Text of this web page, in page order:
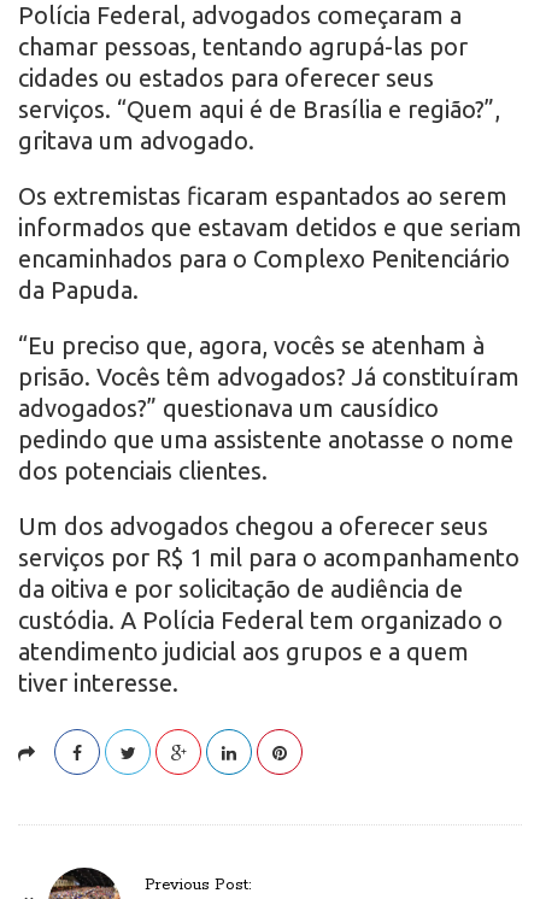
Polícia Federal, advogados começaram a
chamar pessoas, tentando agrupá-las por
cidades ou estados para oferecer seus
serviços. “Quem aqui é de Brasília e região?”,
gritava um advogado.
Os extremistas ficaram espantados ao serem
informados que estavam detidos e que seriam
encaminhados para o Complexo Penitenciário
da Papuda.
“Eu preciso que, agora, vocês se atenham à
prisão. Vocês têm advogados? Já constituíram
advogados?” questionava um causídico
pedindo que uma assistente anotasse o nome
dos potenciais clientes.
Um dos advogados chegou a oferecer seus
serviços por R$ 1 mil para o acompanhamento
da oitiva e por solicitação de audiência de
custódia. A Polícia Federal tem organizado o
atendimento judicial aos grupos e a quem
tiver interesse.
Previous Post: